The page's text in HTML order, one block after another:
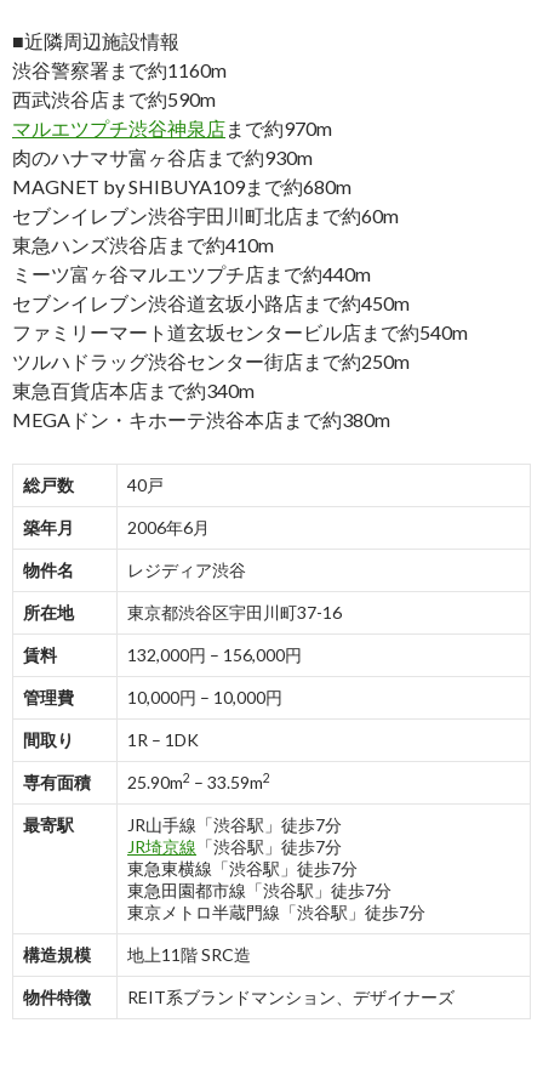
■近隣周辺施設情報
渋谷警察署まで約1160m
西武渋谷店まで約590m
マルエツプチ渋谷神泉店まで約970m
肉のハナマサ富ヶ谷店まで約930m
MAGNET by SHIBUYA109まで約680m
セブンイレブン渋谷宇田川町北店まで約60m
東急ハンズ渋谷店まで約410m
ミーツ富ヶ谷マルエツプチ店まで約440m
セブンイレブン渋谷道玄坂小路店まで約450m
ファミリーマート道玄坂センタービル店まで約540m
ツルハドラッグ渋谷センター街店まで約250m
東急百貨店本店まで約340m
MEGAドン・キホーテ渋谷本店まで約380m
総戸数 40戸
築年月 2006年6月
物件名 レジディア渋谷
所在地 東京都渋谷区宇田川町37-16
賃料 132,000円 – 156,000円
管理費 10,000円 – 10,000円
間取り 1R – 1DK
専有面積 25.90m2 – 33.59m2
最寄駅
JR山手線「渋谷駅」徒歩7分
JR埼京線 「渋谷駅」徒歩7分
東急東横線「渋谷駅」徒歩7分
東急田園都市線「渋谷駅」徒歩7分
東京メトロ半蔵門線「渋谷駅」徒歩7分
構造規模 地上11階 SRC造
物件特徴 REIT系ブランドマンション、デザイナーズ